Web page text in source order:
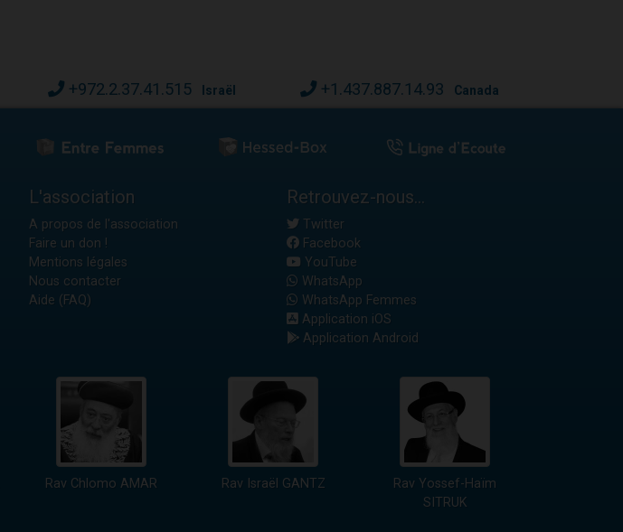
+972.2.37.41.515 Israël +1.437.887.14.93 Canada
L'association
A propos de l'association
Faire un don !
Mentions légales
Nous contacter
Aide (FAQ)
Retrouvez-nous...
Twitter
Facebook
YouTube
WhatsApp
WhatsApp Femmes
Application iOS
Application Android
Rav Chlomo AMAR Rav Israël GANTZ
Rav Yossef-Haïm
SITRUK